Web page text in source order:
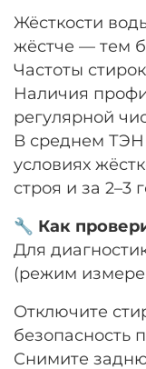
Жёсткости
жёстче — тем
Частоты
Наличия
регулярной
В среднем ТЭН
условиях
строя и за 2–3
🔧 Как
Для
(режим
Отключите
безопасность
Снимите